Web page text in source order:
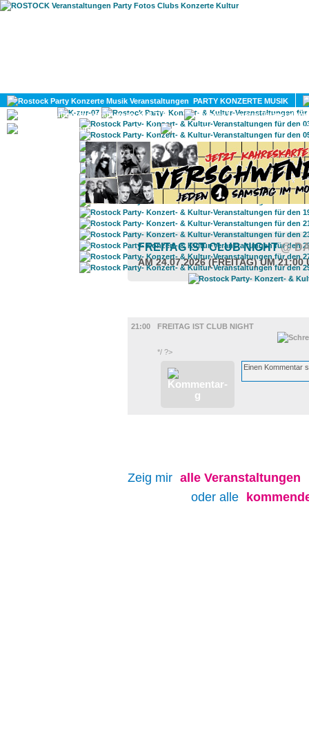
PARTY KONZERTE MUSIK
KULTUR
GAY
FREITAG IST CLUB NIGHT@
AM 24.07.2026 (FREITAG) UM 21:00
21:00
FREITAG IST CLUB NIGHT
*/ ?>
Zeig mir alle Veranstaltungen
oder alle